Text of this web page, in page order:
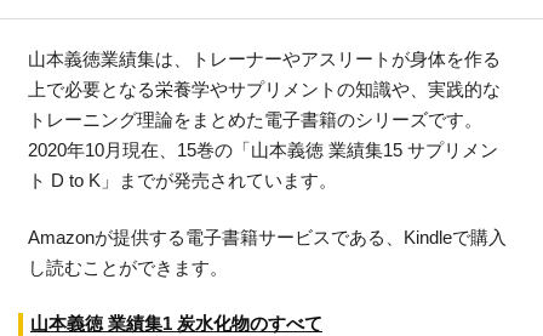
山本義徳業績集は、トレーナーやアスリートが身体を作る
上で必要となる栄養学やサプリメントの知識や、実践的な
トレーニング理論をまとめた電子書籍のシリーズです。
2020年10月現在、15巻の「山本義徳 業績集15 サプリメン
ト D to K」までが発売されています。
Amazonが提供する電子書籍サービスである、Kindleで購入
し読むことができます。
山本義徳 業績集1 炭水化物のすべて